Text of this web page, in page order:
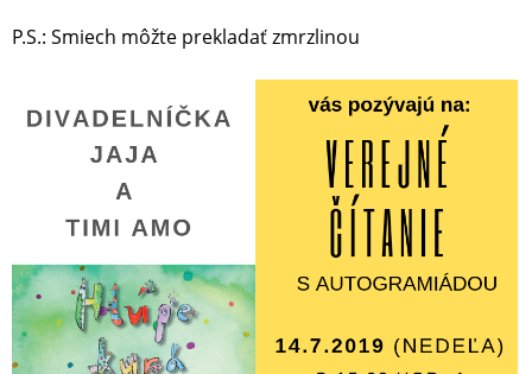
P.S.: Smiech môžte prekladať zmrzlinou